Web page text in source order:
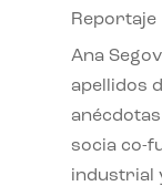
Reportaje
Ana
apellidos
socia co-
industrial